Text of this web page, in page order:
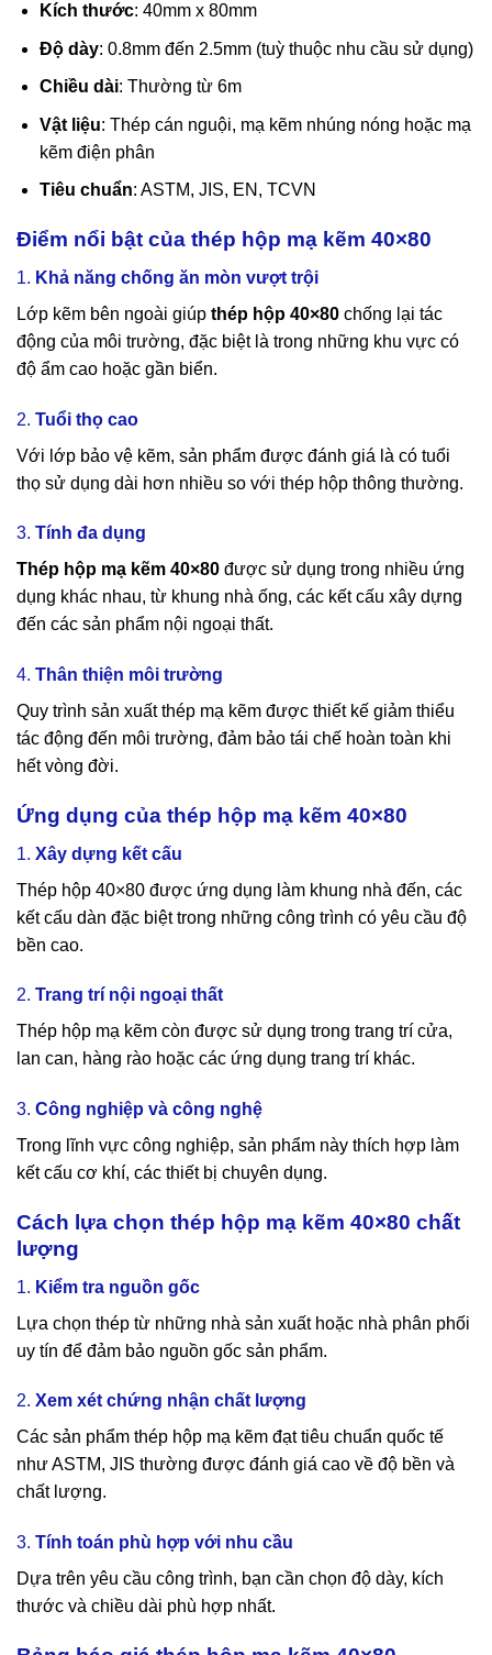
Kích thước: 40mm x 80mm
Độ dày: 0.8mm đến 2.5mm (tuỳ thuộc nhu cầu sử dụng)
Chiều dài: Thường từ 6m
Vật liệu: Thép cán nguội, mạ kẽm nhúng nóng hoặc mạ
kẽm điện phân
Tiêu chuẩn: ASTM, JIS, EN, TCVN
Điểm nổi bật của thép hộp mạ kẽm 40×80
1. Khả năng chống ăn mòn vượt trội
Lớp kẽm bên ngoài giúp thép hộp 40×80 chống lại tác
động của môi trường, đặc biệt là trong những khu vực có
độ ẩm cao hoặc gần biển.
2. Tuổi thọ cao
Với lớp bảo vệ kẽm, sản phẩm được đánh giá là có tuổi
thọ sử dụng dài hơn nhiều so với thép hộp thông thường.
3. Tính đa dụng
Thép hộp mạ kẽm 40×80 được sử dụng trong nhiều ứng
dụng khác nhau, từ khung nhà ống, các kết cấu xây dựng
đến các sản phẩm nội ngoại thất.
4. Thân thiện môi trường
Quy trình sản xuất thép mạ kẽm được thiết kế giảm thiểu
tác động đến môi trường, đảm bảo tái chế hoàn toàn khi
hết vòng đời.
Ứng dụng của thép hộp mạ kẽm 40×80
1. Xây dựng kết cấu
Thép hộp 40×80 được ứng dụng làm khung nhà đến, các
kết cấu dàn đặc biệt trong những công trình có yêu cầu độ
bền cao.
2. Trang trí nội ngoại thất
Thép hộp mạ kẽm còn được sử dụng trong trang trí cửa,
lan can, hàng rào hoặc các ứng dụng trang trí khác.
3. Công nghiệp và công nghệ
Trong lĩnh vực công nghiệp, sản phẩm này thích hợp làm
kết cấu cơ khí, các thiết bị chuyên dụng.
Cách lựa chọn thép hộp mạ kẽm 40×80 chất
lượng
1. Kiểm tra nguồn gốc
Lựa chọn thép từ những nhà sản xuất hoặc nhà phân phối
uy tín để đảm bảo nguồn gốc sản phẩm.
2. Xem xét chứng nhận chất lượng
Các sản phẩm thép hộp mạ kẽm đạt tiêu chuẩn quốc tế
như ASTM, JIS thường được đánh giá cao về độ bền và
chất lượng.
3. Tính toán phù hợp với nhu cầu
Dựa trên yêu cầu công trình, bạn cần chọn độ dày, kích
thước và chiều dài phù hợp nhất.